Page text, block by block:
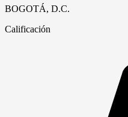
BOGOTÁ, D.C.
Calificación